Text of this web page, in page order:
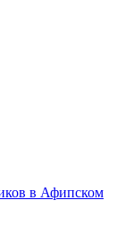
в Афипском